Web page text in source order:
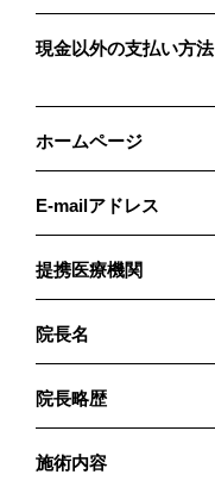
現金以外の支払い方法
ホームページ
E-mailアドレス
提携医療機関
院長名
院長略歴
施術内容